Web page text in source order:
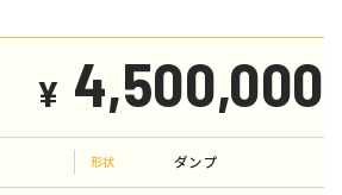
¥ 4,500,000
形状 ダンプ